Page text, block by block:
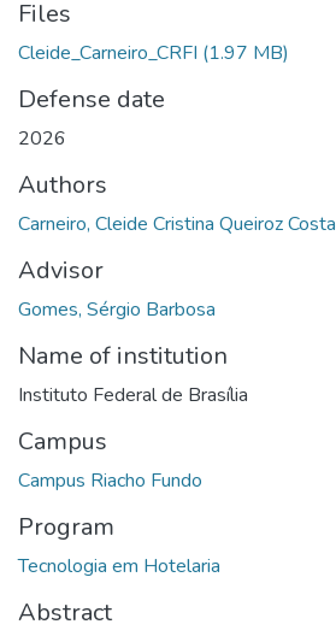
Files
Cleide_Carneiro_CRFI (1.97 MB)
Defense date
2026
Authors
Carneiro, Cleide Cristina Queiroz Costa
Advisor
Gomes, Sérgio Barbosa
Name of institution
Instituto Federal de Brasília
Campus
Campus Riacho Fundo
Program
Tecnologia em Hotelaria
Abstract